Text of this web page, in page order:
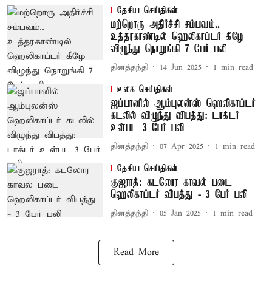
தேசிய செய்திகள்
மற்றொரு அதிர்ச்சி சம்பவம்..
உத்தரகாண்டில் ஹெலிகாப்டர் கீழே
விழுந்து நொறுங்கி 7 பேர் பலி
தினத்தந்தி 14 Jun 2025 1 min read
உலக செய்திகள்
ஜப்பானில் ஆம்புலன்ஸ் ஹெலிகாப்டர்
கடலில் விழுந்து விபத்து: டாக்டர்
உள்பட 3 பேர் பலி
தினத்தந்தி 07 Apr 2025 1 min read
தேசிய செய்திகள்
குஜராத்: கடலோர காவல் படை
ஹெலிகாப்டர் விபத்து - 3 பேர் பலி
தினத்தந்தி 05 Jan 2025 1 min read
Read More